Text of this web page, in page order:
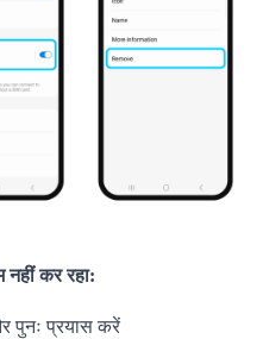
नहीं कर रहा:
पुनः प्रयास करें